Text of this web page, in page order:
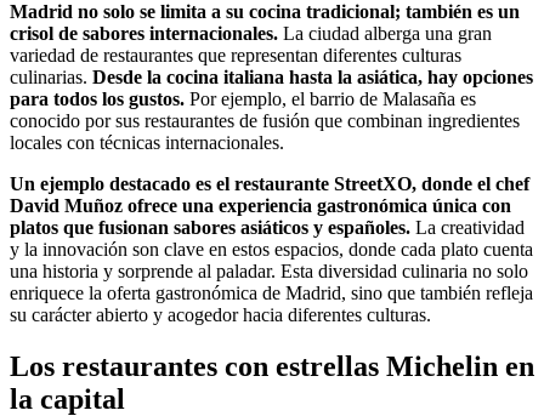
Madrid no solo se limita a su cocina tradicional; también es un
crisol de sabores internacionales. La ciudad alberga una gran
variedad de restaurantes que representan diferentes culturas
culinarias. Desde la cocina italiana hasta la asiática, hay opciones
para todos los gustos. Por ejemplo, el barrio de Malasaña es
conocido por sus restaurantes de fusión que combinan ingredientes
locales con técnicas internacionales.
Un ejemplo destacado es el restaurante StreetXO, donde el chef
David Muñoz ofrece una experiencia gastronómica única con
platos que fusionan sabores asiáticos y españoles. La creatividad
y la innovación son clave en estos espacios, donde cada plato cuenta
una historia y sorprende al paladar. Esta diversidad culinaria no solo
enriquece la oferta gastronómica de Madrid, sino que también refleja
su carácter abierto y acogedor hacia diferentes culturas.
Los restaurantes con estrellas Michelin en
la capital